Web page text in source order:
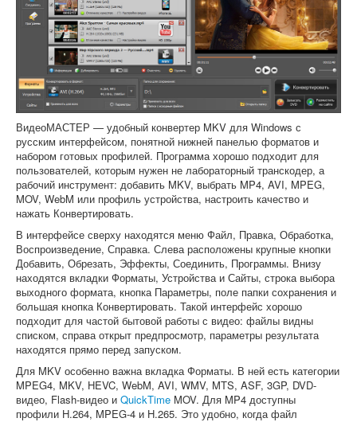
ВидеоМАСТЕР — удобный конвертер MKV для Windows с
русским интерфейсом, понятной нижней панелью форматов и
набором готовых профилей. Программа хорошо подходит для
пользователей, которым нужен не лабораторный транскодер, а
рабочий инструмент: добавить MKV, выбрать MP4, AVI, MPEG,
MOV, WebM или профиль устройства, настроить качество и
нажать Конвертировать.
В интерфейсе сверху находятся меню Файл, Правка, Обработка,
Воспроизведение, Справка. Слева расположены крупные кнопки
Добавить, Обрезать, Эффекты, Соединить, Программы. Внизу
находятся вкладки Форматы, Устройства и Сайты, строка выбора
выходного формата, кнопка Параметры, поле папки сохранения и
большая кнопка Конвертировать. Такой интерфейс хорошо
подходит для частой бытовой работы с видео: файлы видны
списком, справа открыт предпросмотр, параметры результата
находятся прямо перед запуском.
Для MKV особенно важна вкладка Форматы. В ней есть категории
MPEG4, MKV, HEVC, WebM, AVI, WMV, MTS, ASF, 3GP, DVD-
видео, Flash-видео и QuickTime MOV. Для MP4 доступны
профили H.264, MPEG-4 и H.265. Это удобно, когда файл